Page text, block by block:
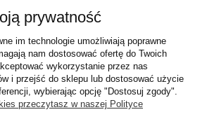
Płatności i dostawa
Informacje
O nas
prywatność
im technologie umożliwiają poprawne
nam dostosować ofertę do Twoich
wykorzystanie przez nas
i przejść do sklepu lub dostosować użycie
wybierając opcję "Dostosuj zgody".
przeczytasz w naszej Polityce